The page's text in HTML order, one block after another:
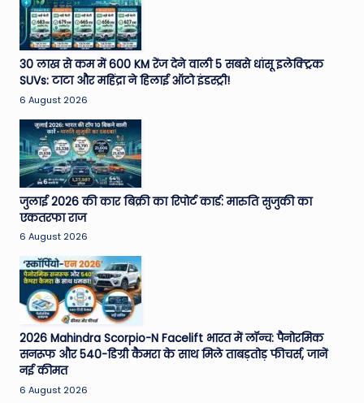
30 लाख से कम में 600 KM रेंज देने वाली 5 सबसे धांसू इलेक्ट्रिक
SUVs: टाटा और महिंद्रा ने हिलाई ऑटो इंडस्ट्री!
6 August 2026
जुलाई 2026 की कार बिक्री का रिपोर्ट कार्ड: मारुति सुजुकी का
एकतरफा राज
6 August 2026
2026 Mahindra Scorpio-N Facelift भारत में लॉन्च: पैनोरमिक
सनरूफ और 540-डिग्री कैमरा के साथ मिले ताबड़तोड़ फीचर्स, जानें
नई कीमत
6 August 2026